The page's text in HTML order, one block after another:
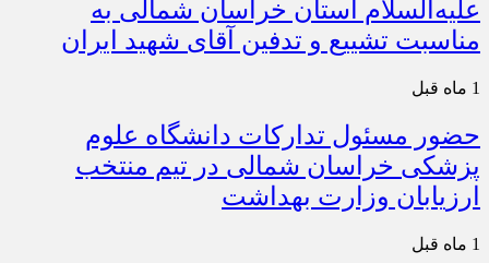
علیه‌السلام استان خراسان شمالی به
مناسبت تشییع و تدفین آقای شهید ایران
1 ماه قبل
حضور مسئول تدارکات دانشگاه علوم
پزشکی خراسان شمالی در تیم منتخب
ارزیابان وزارت بهداشت
1 ماه قبل